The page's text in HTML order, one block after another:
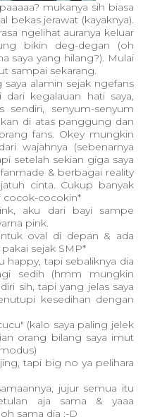
mukanya sih biasa
bekas jerawat (kayaknya).
ngelihat auranya keluar
bikin deg-degan (oh
saya yang hilang?). Mulai
sampai sekarang.
alamin sejak ngefans
kegalauan hati saya,
sendiri, senyum-senyum
di atas panggung dan
fans. Okey mungkin
wajahnya (sebenarnya
setelah sekian giga saya
& berbagai reality
cinta. Cukup banyak
cocok-cocokin*
aku dari bayi sampe
pink.
oval di depan & ada
sejak SMP*
happy, tapi sebaliknya dia
sedih (hmm mungkin
sih, tapi yang jelas saya
kesedihan dengan
(kalo saya paling jelek
orang bilang saya imut
tapi big no ya pelihara
jujur semua itu
aja sama & yaaa
sama dia :-D